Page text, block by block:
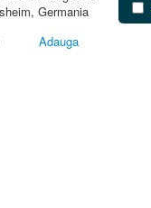
Germania
Adauga